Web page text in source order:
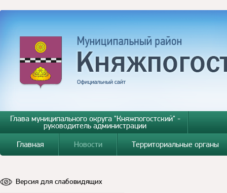
Глава муниципального округа "Княжпогостский" -
руководитель администрации
Главная
Новости Территориальные органы
Версия для слабовидящих